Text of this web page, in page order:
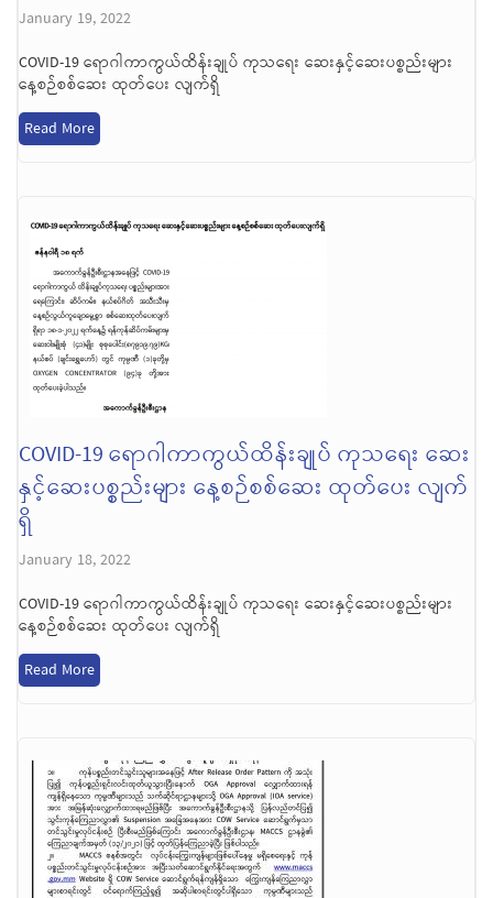
January 19, 2022
COVID-19 ရောဂါကာကွယ်ထိန်းချုပ် ကုသရေး ဆေးနှင့်ဆေးပစ္စည်းများ
နေ့စဉ်စစ်ဆေး ထုတ်ပေး လျက်ရှိ
Read More
COVID-19 ရောဂါကာကွယ်ထိန်းချုပ် ကုသရေး ဆေး
နှင့်ဆေးပစ္စည်းများ နေ့စဉ်စစ်ဆေး ထုတ်ပေး လျက်
ရှိ
January 18, 2022
COVID-19 ရောဂါကာကွယ်ထိန်းချုပ် ကုသရေး ဆေးနှင့်ဆေးပစ္စည်းများ
နေ့စဉ်စစ်ဆေး ထုတ်ပေး လျက်ရှိ
Read More